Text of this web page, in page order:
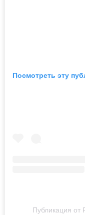
Посмотреть эту
Публикация от